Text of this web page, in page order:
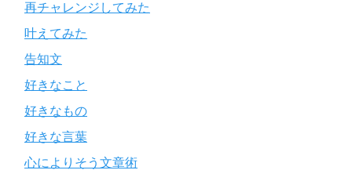
再チャレンジしてみた
叶えてみた
告知文
好きなこと
好きなもの
好きな言葉
心によりそう文章術